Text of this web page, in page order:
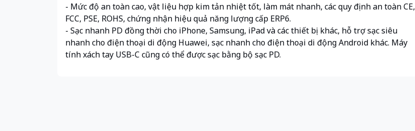
- Mức độ an toàn cao, vật liệu hợp kim tản nhiệt tốt, làm mát nhanh, các quy định an toàn CE,
FCC, PSE, ROHS, chứng nhận hiệu quả năng lượng cấp ERP6.
- Sạc nhanh PD đồng thời cho iPhone, Samsung, iPad và các thiết bị khác, hỗ trợ sạc siêu
nhanh cho điện thoại di động Huawei, sạc nhanh cho điện thoại di động Android khác. Máy
tính xách tay USB-C cũng có thể được sạc bằng bộ sạc PD.